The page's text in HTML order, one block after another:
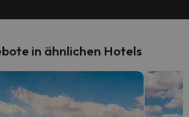
in ähnlichen Hotels